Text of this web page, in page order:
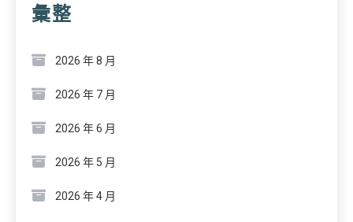
彙整
2026 年 8 月
2026 年 7 月
2026 年 6 月
2026 年 5 月
2026 年 4 月